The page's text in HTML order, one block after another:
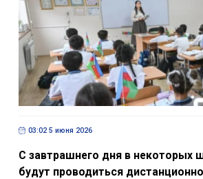
03:02 5 июня 2026
С завтрашнего дня в некоторых
будут проводиться